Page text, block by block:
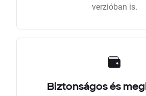
verzióban is.
Biztonságos és